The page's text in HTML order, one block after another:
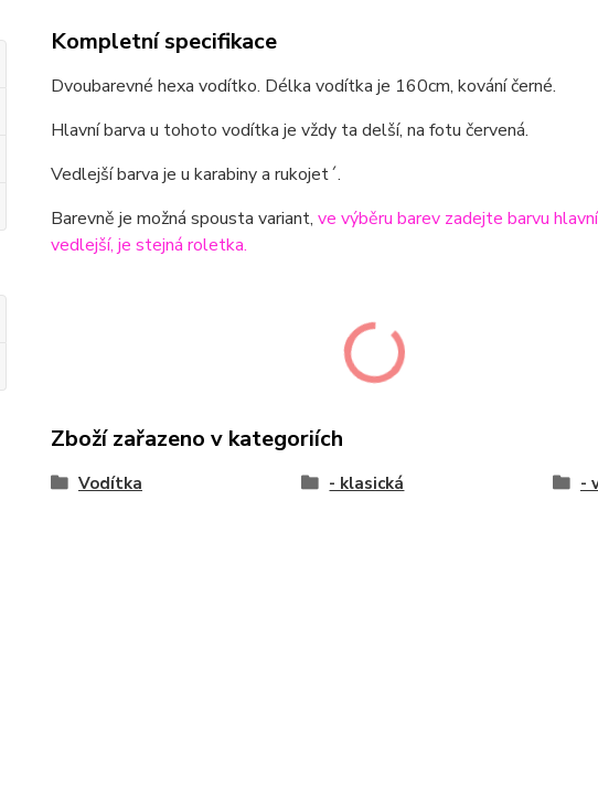
Kompletní specifikace
Dvoubarevné hexa vodítko. Délka vodítka je 160cm, kování černé.
Hlavní barva u tohoto vodítka je vždy ta delší, na fotu červená.
Vedlejší barva je u karabiny a rukojet´.
Barevně je možná spousta variant, ve výběru barev zadejte barvu hlavní
vedlejší, je stejná roletka.
Zboží zařazeno v kategoriích
Vodítka - klasická -